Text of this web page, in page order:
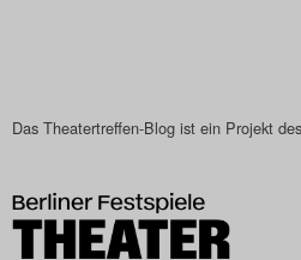
2025
Das
Das Theatertreffen-Blog ist ein Projekt des